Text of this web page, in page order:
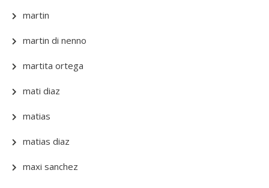
martin
martin di nenno
martita ortega
mati diaz
matias
matias diaz
maxi sanchez